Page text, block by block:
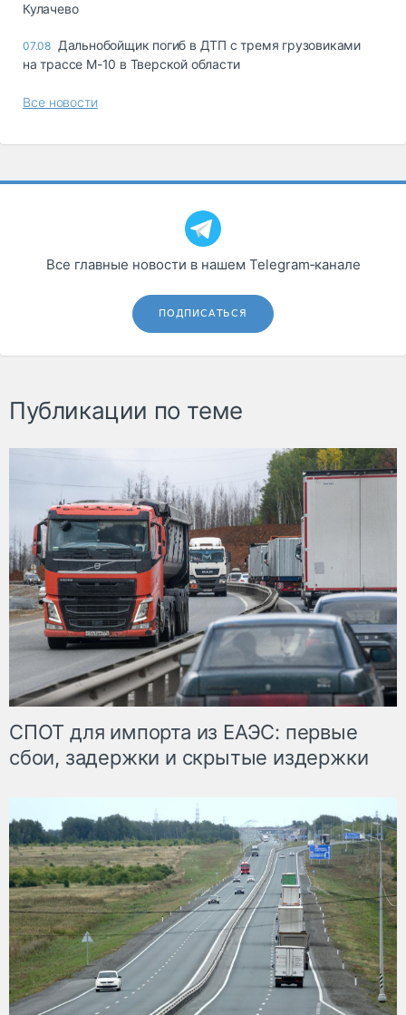
Кулачево
07.08 Дальнобойщик погиб в ДТП с тремя грузовиками
на трассе М-10 в Тверской области
Все новости
Все главные новости в нашем Telegram‑канале
ПОДПИСАТЬСЯ
Публикации по теме
СПОТ для импорта из ЕАЭС: первые
сбои, задержки и скрытые издержки